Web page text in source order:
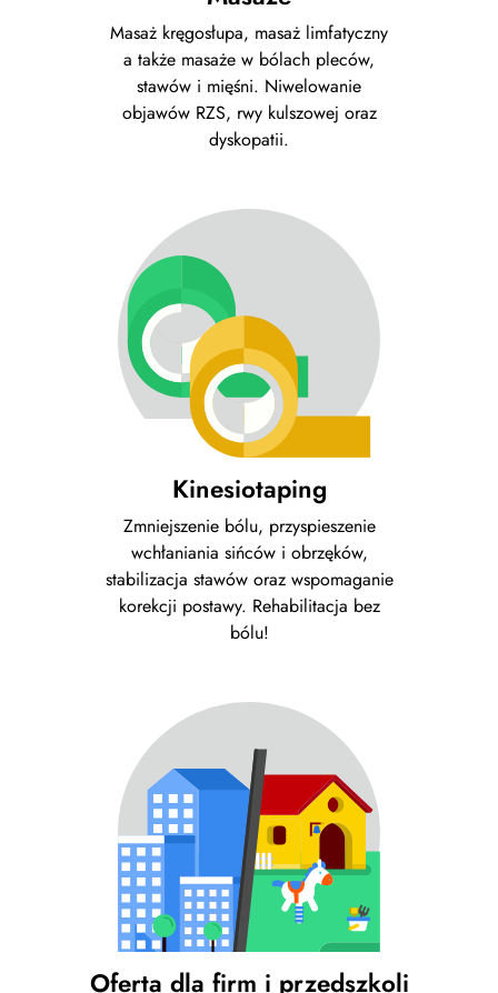
Masaż kręgosłupa, masaż limfatyczny
a także masaże w bólach pleców,
stawów i mięśni. Niwelowanie
objawów RZS, rwy kulszowej oraz
dyskopatii.
Kinesiotaping
Zmniejszenie bólu, przyspieszenie
wchłaniania sińców i obrzęków,
stabilizacja stawów oraz wspomaganie
korekcji postawy. Rehabilitacja bez
bólu!
Oferta dla firm i przedszkoli